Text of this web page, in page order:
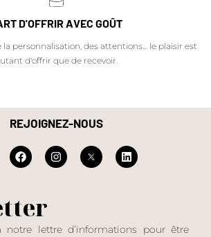
D'OFFRIR AVEC GOÛT
la personnalisation, des attentions… le plaisir est
d'offrir que de recevoir.
REJOIGNEZ-NOUS
notre lettre d’informations pour être